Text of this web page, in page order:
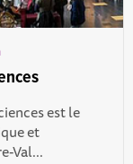
est le
et
Val...